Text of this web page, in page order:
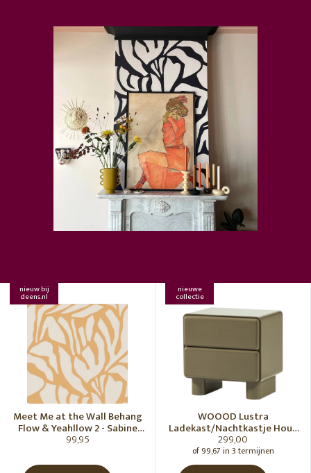
nieuw bij
deens.nl
Meet Me at the Wall Behang
Flow & Yeahllow 2 - Sabine
van Vessem
99,95
nieuwe
collectie
WOOOD Lustra
Ladekast/Nachtkastje Hout
Hoogglans Groen [Fsc]
299,00
of 99,67 in 3 termijnen